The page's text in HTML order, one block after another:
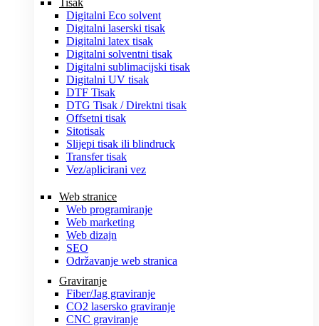
Tisak
Digitalni Eco solvent
Digitalni laserski tisak
Digitalni latex tisak
Digitalni solventni tisak
Digitalni sublimacijski tisak
Digitalni UV tisak
DTF Tisak
DTG Tisak / Direktni tisak
Offsetni tisak
Sitotisak
Slijepi tisak ili blindruck
Transfer tisak
Vez/aplicirani vez
Web stranice
Web programiranje
Web marketing
Web dizajn
SEO
Održavanje web stranica
Graviranje
Fiber/Jag graviranje
CO2 lasersko graviranje
CNC graviranje